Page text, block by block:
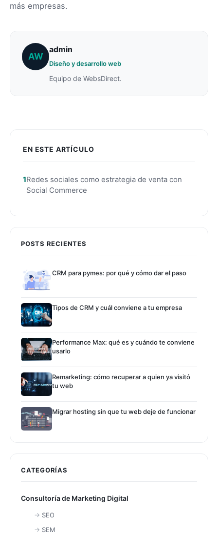
EN ESTE ARTÍCULO
Redes sociales como estrategia de venta con
Social Commerce
POSTS RECIENTES
CRM para pymes: por qué y cómo dar el paso
Tipos de CRM y cuál conviene a tu empresa
Performance Max: qué es y cuándo te conviene
usarlo
Remarketing: cómo recuperar a quien ya visitó
tu web
Migrar hosting sin que tu web deje de funcionar
CATEGORÍAS
Consultoría de Marketing Digital
SEO
SEM
más empresas.
AW
admin
Diseño y desarrollo web
Equipo de WebsDirect.